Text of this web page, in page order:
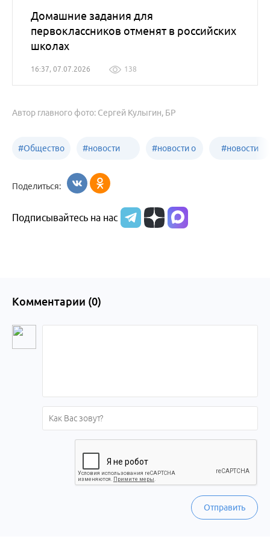
Домашние задания для
первоклассников отменят в российских
школах
16:37, 07.07.2026 138
Автор главного фото: Сергей Кулыгин, БР
#Общество #новости
образования
#новости о
Алтайского
#новости
Поделиться:
Подписывайтесь на нас
Комментарии (0)
Отправить